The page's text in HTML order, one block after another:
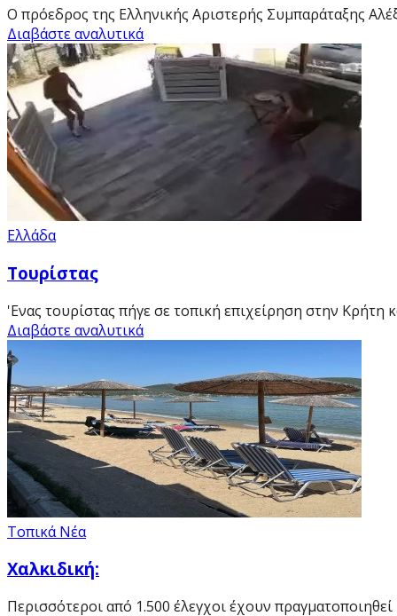
Ο πρόεδρος της Ελληνικής Αριστερής Συμπαράταξης
Διαβάστε αναλυτικά
Ελλάδα
Τουρίστας
'Eνας τουρίστας πήγε σε τοπική επιχείρηση στην Κρήτη
Διαβάστε αναλυτικά
Τοπικά Νέα
Χαλκιδική:
Περισσότεροι από 1.500 έλεγχοι έχουν